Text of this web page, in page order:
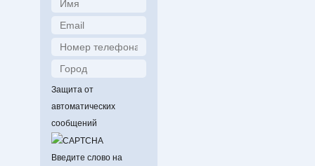
Защита от
автоматических
сообщений
Введите слово на